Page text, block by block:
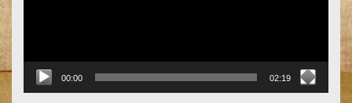
00:00 02:19